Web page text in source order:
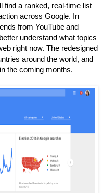
find a ranked, real-time list
across Google. In
from YouTube and
understand what topics
right now. The redesigned
around the world, and
the coming months.